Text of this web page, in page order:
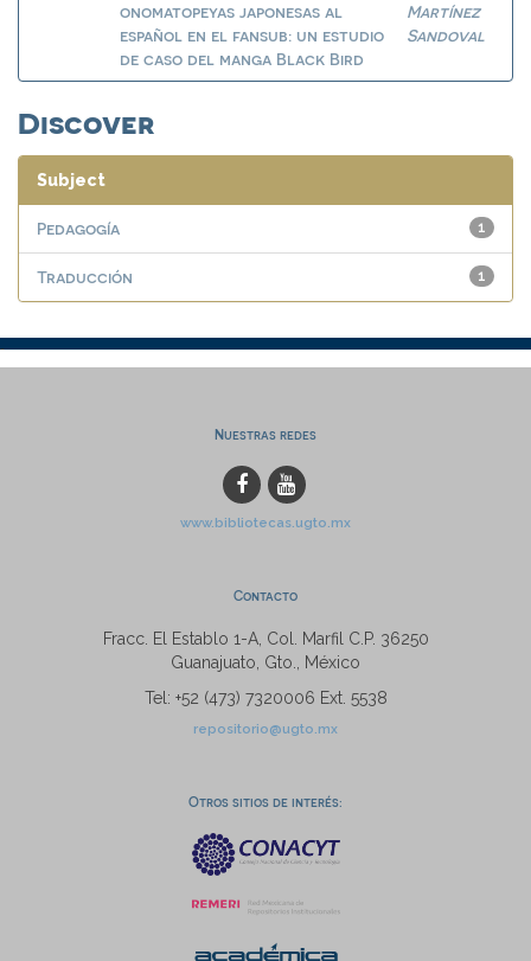
onomatopeyas japonesas al
español en el fansub: un estudio
de caso del manga Black Bird
Martínez
Sandoval
Discover
Subject
1
Pedagogía
1
Traducción
Nuestras redes
www.bibliotecas.ugto.mx
Contacto
Fracc. El Establo 1-A, Col. Marfil C.P. 36250
Guanajuato, Gto., México
Tel: +52 (473) 7320006 Ext. 5538
repositorio@ugto.mx
Otros sitios de interés: